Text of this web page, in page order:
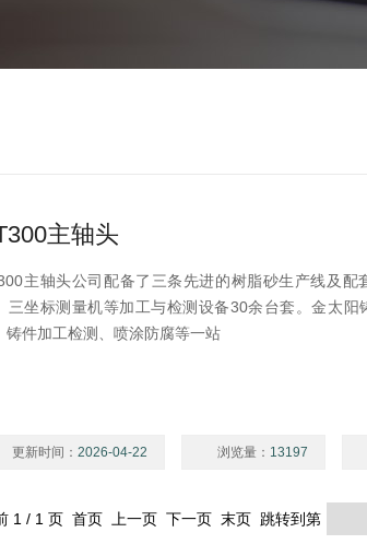
主轴头
主轴头公司配备了三条先进的树脂砂生产线及配
三坐标测量机等加工与检测设备30余台套。金太阳
铸件加工检测、喷涂防腐等一站
更新时间：2026-04-22 浏览量： 13197
1 / 1 页 首页 上一页 下一页 末页 跳转到第